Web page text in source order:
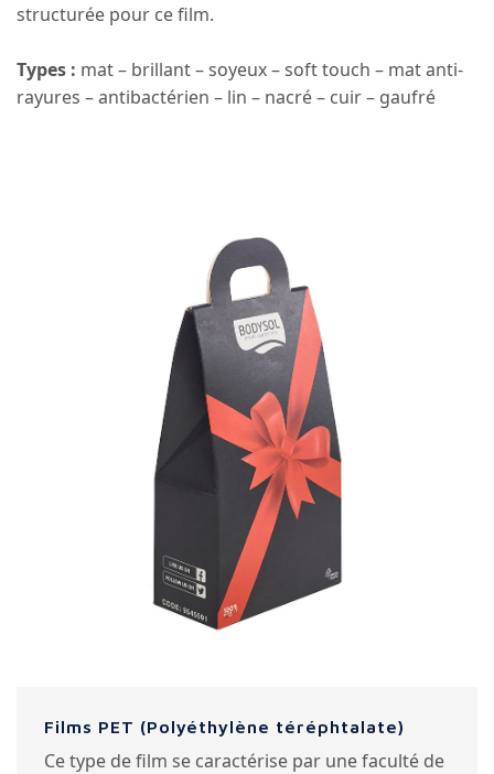
structurée pour ce film.
Types : mat – brillant – soyeux – soft touch – mat anti-
rayures – antibactérien – lin – nacré – cuir – gaufré
Films PET (Polyéthylène téréphtalate)
Ce type de film se caractérise par une faculté de